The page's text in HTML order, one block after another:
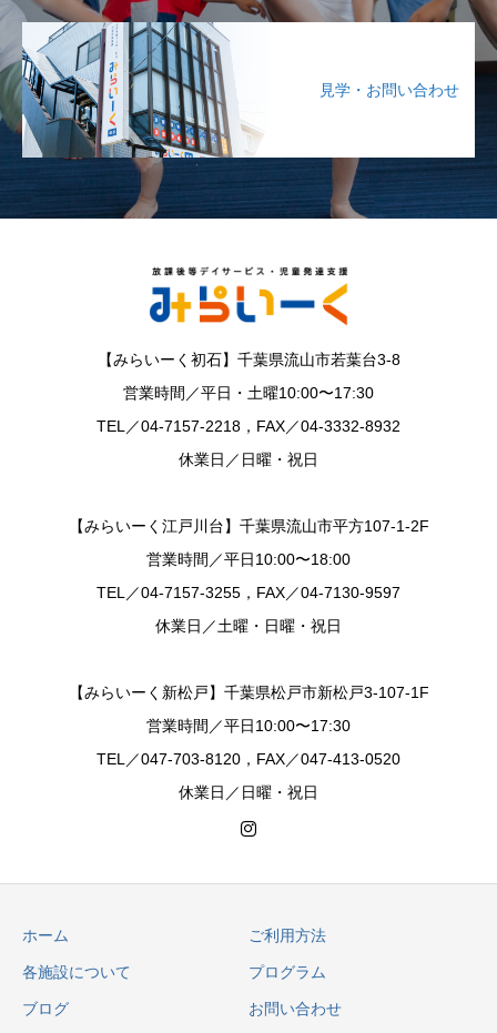
見学・お問い合わせ
【みらいーく初石】千葉県流山市若葉台3-8
営業時間／平日・土曜10:00〜17:30
TEL／04-7157-2218，FAX／04-3332-8932
休業日／日曜・祝日
【みらいーく江戸川台】千葉県流山市平方107-1-2F
営業時間／平日10:00〜18:00
TEL／04-7157-3255，FAX／04-7130-9597
休業日／土曜・日曜・祝日
【みらいーく新松戸】千葉県松戸市新松戸3-107-1F
営業時間／平日10:00〜17:30
TEL／047-703-8120，FAX／047-413-0520
休業日／日曜・祝日
ホーム ご利用方法
各施設について プログラム
ブログ お問い合わせ